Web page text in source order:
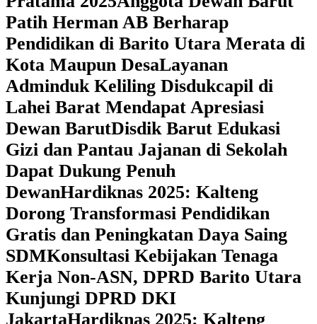
Patih Herman AB Berharap
Pendidikan di Barito Utara Merata di
Kota Maupun DesaLayanan
Adminduk Keliling Disdukcapil di
Lahei Barat Mendapat Apresiasi
Dewan BarutDisdik Barut Edukasi
Gizi dan Pantau Jajanan di Sekolah
Dapat Dukung Penuh
DewanHardiknas 2025: Kalteng
Dorong Transformasi Pendidikan
Gratis dan Peningkatan Daya Saing
SDMKonsultasi Kebijakan Tenaga
Kerja Non-ASN, DPRD Barito Utara
Kunjungi DPRD DKI
JakartaHardiknas 2025: Kalteng